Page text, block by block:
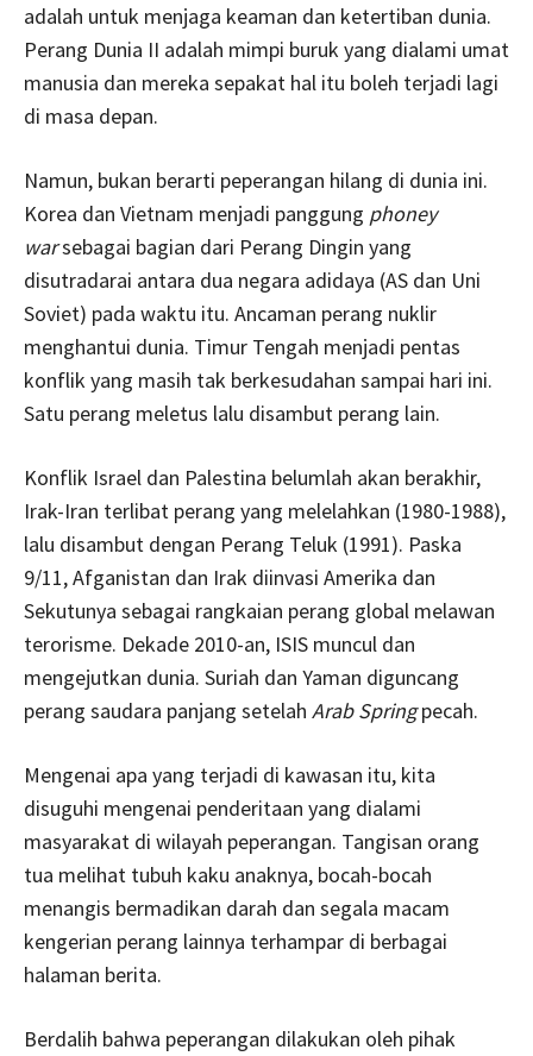
adalah untuk menjaga keaman dan ketertiban dunia.
Perang Dunia II adalah mimpi buruk yang dialami umat
manusia dan mereka sepakat hal itu boleh terjadi lagi
di masa depan.
Namun, bukan berarti peperangan hilang di dunia ini.
Korea dan Vietnam menjadi panggung phoney
warsebagai bagian dari Perang Dingin yang
disutradarai antara dua negara adidaya (AS dan Uni
Soviet) pada waktu itu. Ancaman perang nuklir
menghantui dunia. Timur Tengah menjadi pentas
konflik yang masih tak berkesudahan sampai hari ini.
Satu perang meletus lalu disambut perang lain.
Konflik Israel dan Palestina belumlah akan berakhir,
Irak-Iran terlibat perang yang melelahkan (1980-1988),
lalu disambut dengan Perang Teluk (1991). Paska
9/11, Afganistan dan Irak diinvasi Amerika dan
Sekutunya sebagai rangkaian perang global melawan
terorisme. Dekade 2010-an, ISIS muncul dan
mengejutkan dunia. Suriah dan Yaman diguncang
perang saudara panjang setelah Arab Springpecah.
Mengenai apa yang terjadi di kawasan itu, kita
disuguhi mengenai penderitaan yang dialami
masyarakat di wilayah peperangan. Tangisan orang
tua melihat tubuh kaku anaknya, bocah-bocah
menangis bermadikan darah dan segala macam
kengerian perang lainnya terhampar di berbagai
halaman berita.
Berdalih bahwa peperangan dilakukan oleh pihak